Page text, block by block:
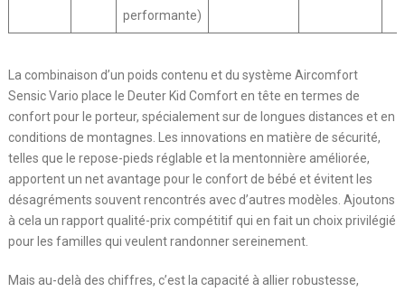
performante)
La combinaison d’un poids contenu et du système Aircomfort
Sensic Vario place le Deuter Kid Comfort en tête en termes de
confort pour le porteur, spécialement sur de longues distances et en
conditions de montagnes. Les innovations en matière de sécurité,
telles que le repose-pieds réglable et la mentonnière améliorée,
apportent un net avantage pour le confort de bébé et évitent les
désagréments souvent rencontrés avec d’autres modèles. Ajoutons
à cela un rapport qualité-prix compétitif qui en fait un choix privilégié
pour les familles qui veulent randonner sereinement.
Mais au-delà des chiffres, c’est la capacité à allier robustesse,